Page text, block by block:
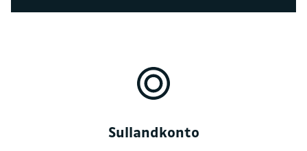
Sullandkonto